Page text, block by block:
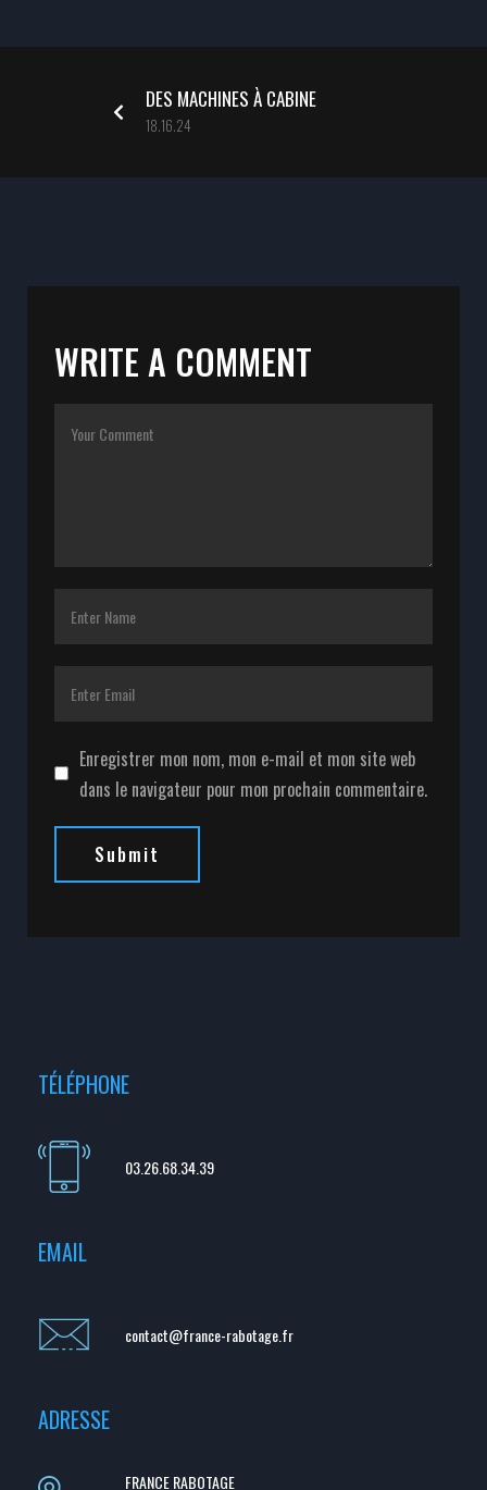
DES MACHINES À CABINE
18.16.24
WRITE A COMMENT
Enregistrer mon nom, mon e-mail et mon site web
dans le navigateur pour mon prochain commentaire.
Submit
TÉLÉPHONE
03.26.68.34.39
EMAIL
contact@france-rabotage.fr
ADRESSE
FRANCE RABOTAGE